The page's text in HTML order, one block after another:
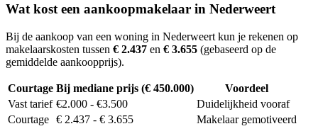
Wat kost een aankoopmakelaar in Nederweert
Bij de aankoop van een woning in Nederweert kun je rekenen op
makelaarskosten tussen € 2.437 en € 3.655 (gebaseerd op de
gemiddelde aankoopprijs).
Courtage Bij mediane prijs (€ 450.000)
Voordeel
Vast tarief €2.000 - €3.500
Duidelijkheid vooraf
Courtage € 2.437 - € 3.655 Makelaar gemotiveerd